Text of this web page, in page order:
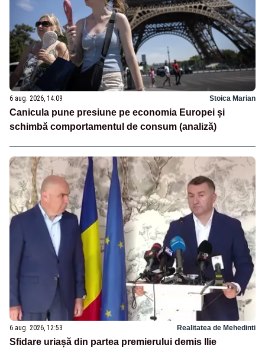
6 aug. 2026, 14:09 Stoica Marian
Canicula pune presiune pe economia Europei și
schimbă comportamentul de consum (analiză)
6 aug. 2026, 12:53 Realitatea de Mehedinti
Sfidare uriașă din partea premierului demis Ilie